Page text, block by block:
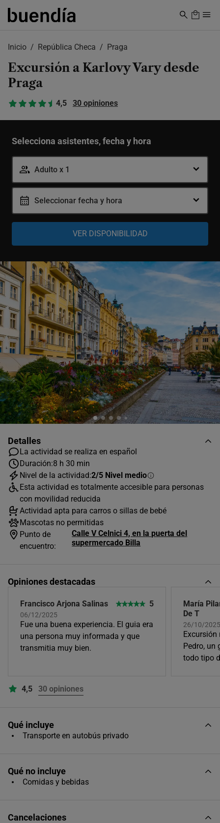
Skip
Inicio República Checa Praga
Excursión a Karlovy Vary desde
Praga
4,5 30 opiniones
Selecciona asistentes, fecha y hora
Adulto x 1
Niño
3-14 años - +
Bebé
0-2 años +
Seleccionar fecha y hora
AGOSTO 2026
L
M X J
1
2
3
4 6 7 8
9
31
Horas disponibles (1)
09:00
Detalles
La actividad se realiza en español
Duración:8 h 30 min
Nivel de la actividad:2/5 Nivel medio
Esta actividad es totalmente accesible para personas
con movilidad reducida
Actividad apta para carros o sillas de bebé
Mascotas no permitidas
Punto de
encuentro:
Calle V Celnici 4, en la puerta del
supermercado Billa
Opiniones destacadas
Francisco Arjona Salinas
06/12/2025
5
Fue una buena experiencia. El guia era
una persona muy informada y que
transmitia muy bien.
María
De T
26/10/2025
Excursión
Pedro, un
todo tipo
4,5 30 opiniones
Qué incluye
Transporte en autobús privado
Qué no incluye
Comidas y bebidas
Cancelaciones